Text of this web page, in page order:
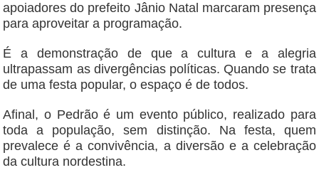
apoiadores do prefeito Jânio Natal marcaram presença
para aproveitar a programação.
É a demonstração de que a cultura e a alegria
ultrapassam as divergências políticas. Quando se trata
de uma festa popular, o espaço é de todos.
Afinal, o Pedrão é um evento público, realizado para
toda a população, sem distinção. Na festa, quem
prevalece é a convivência, a diversão e a celebração
da cultura nordestina.